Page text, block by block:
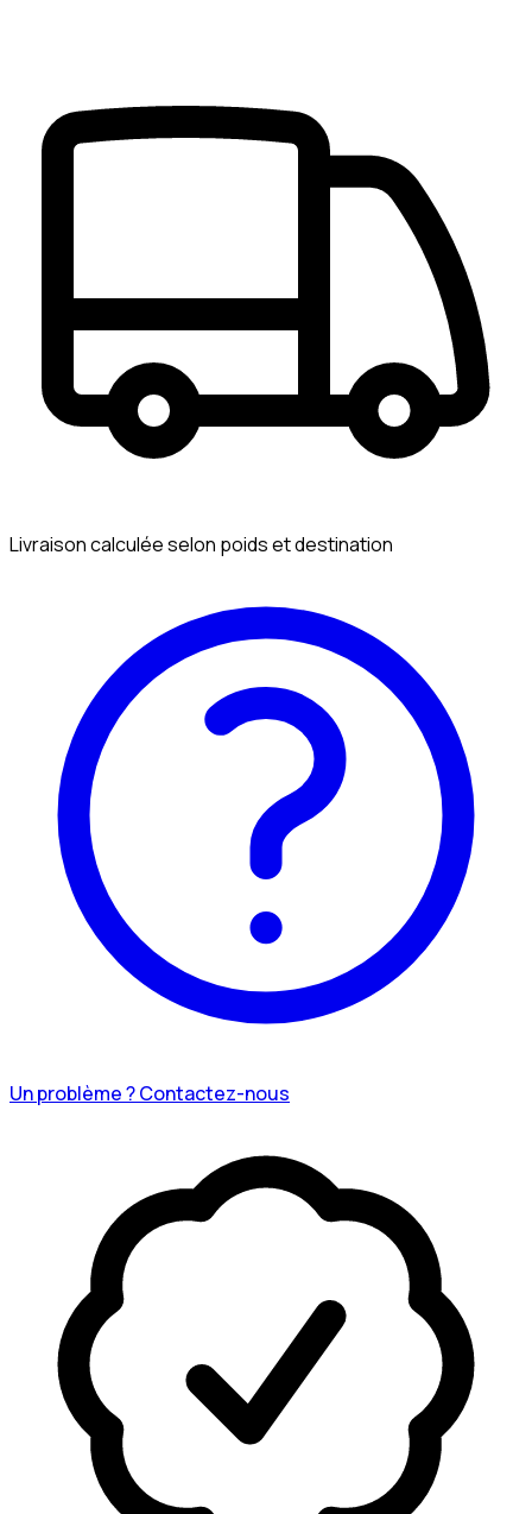
Livraison calculée selon poids et destination
Un problème ? Contactez-nous